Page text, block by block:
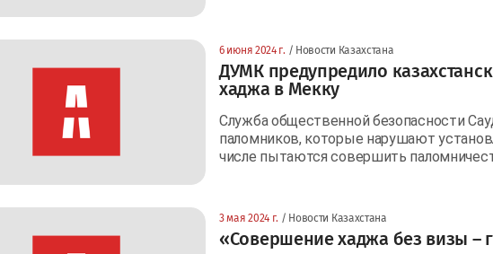
6 июня 2024 г. / Новости Казахстана
ДУМК предупредило
хаджа в Мекку
Служба общественной безопасности
паломников, которые нарушают
числе пытаются совершить
3 мая 2024 г. / Новости Казахстана
«Совершение хаджа без визы –